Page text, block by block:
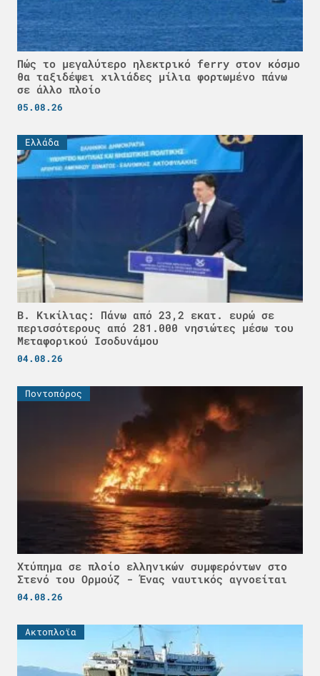
Πώς το μεγαλύτερο ηλεκτρικό ferry στον κόσμο
θα ταξιδέψει χιλιάδες μίλια φορτωμένο πάνω
σε άλλο πλοίο
05.08.26
Ελλάδα
Β. Κικίλιας: Πάνω από 23,2 εκατ. ευρώ σε
περισσότερους από 281.000 νησιώτες μέσω του
Μεταφορικού Ισοδυνάμου
04.08.26
Ποντοπόρος
Χτύπημα σε πλοίο ελληνικών συμφερόντων στο
Στενό του Ορμούζ - Ένας ναυτικός αγνοείται
04.08.26
Ακτοπλοϊα